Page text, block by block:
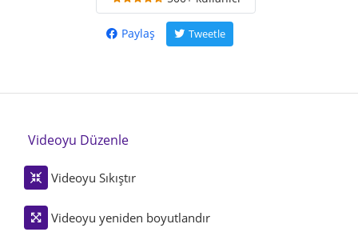
Paylaş Tweetle
Videoyu Düzenle
Videoyu Sıkıştır
Videoyu yeniden boyutlandır